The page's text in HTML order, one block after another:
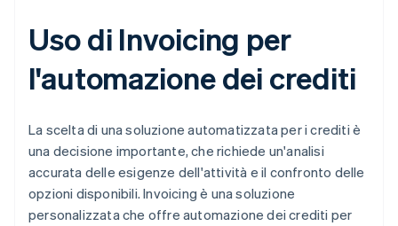
Uso di Invoicing per
l'automazione dei crediti
La scelta di una soluzione automatizzata per i crediti è
una decisione importante, che richiede un'analisi
accurata delle esigenze dell'attività e il confronto delle
opzioni disponibili. Invoicing è una soluzione
personalizzata che offre automazione dei crediti per